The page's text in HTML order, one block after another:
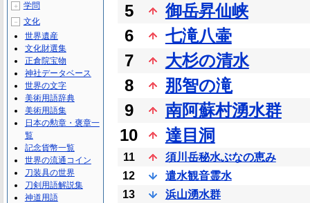
5
御岳昇仙峡
6
七滝八壷
7
大杉の清水
8
那智の滝
9
南阿蘇村湧水群
10
達目洞
11
須川岳秘水ぶなの恵み
12
遣水観音霊水
13
浜山湧水群
＋ 学問
－
文化
世界遺産
文化財選集
正倉院宝物
神社データベース
世界の文字
美術用語辞典
美術用語集
日本の勲章・褒章一
覧
記念貨幣一覧
世界の流通コイン
刀装具の世界
刀剣用語解説集
神道用語